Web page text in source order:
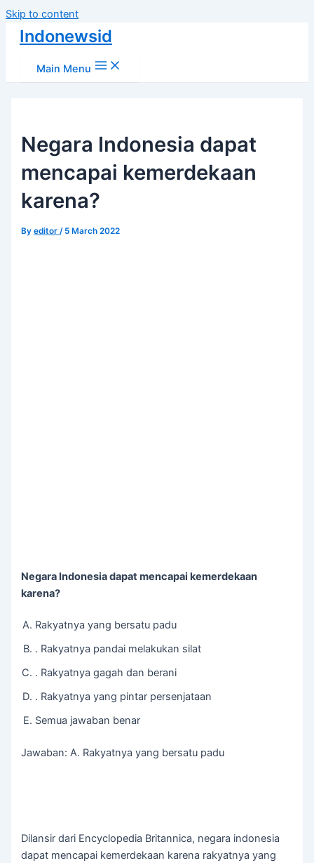
Skip to content
Indonewsid
Main Menu
Negara Indonesia dapat
mencapai kemerdekaan
karena?
Byeditor/ 5 March 2022
Negara Indonesia dapat mencapai kemerdekaan
karena?
Rakyatnya yang bersatu padu
. Rakyatnya pandai melakukan silat
. Rakyatnya gagah dan berani
. Rakyatnya yang pintar persenjataan
Semua jawaban benar
Jawaban: A. Rakyatnya yang bersatu padu
Dilansir dari Encyclopedia Britannica, negara indonesia
dapat mencapai kemerdekaan karena rakyatnya yang